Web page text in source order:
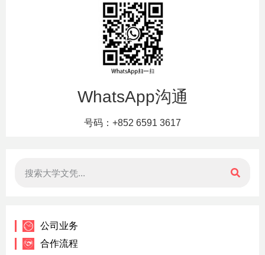
WhatsApp沟通
号码：+852 6591 3617
公司业务
合作流程